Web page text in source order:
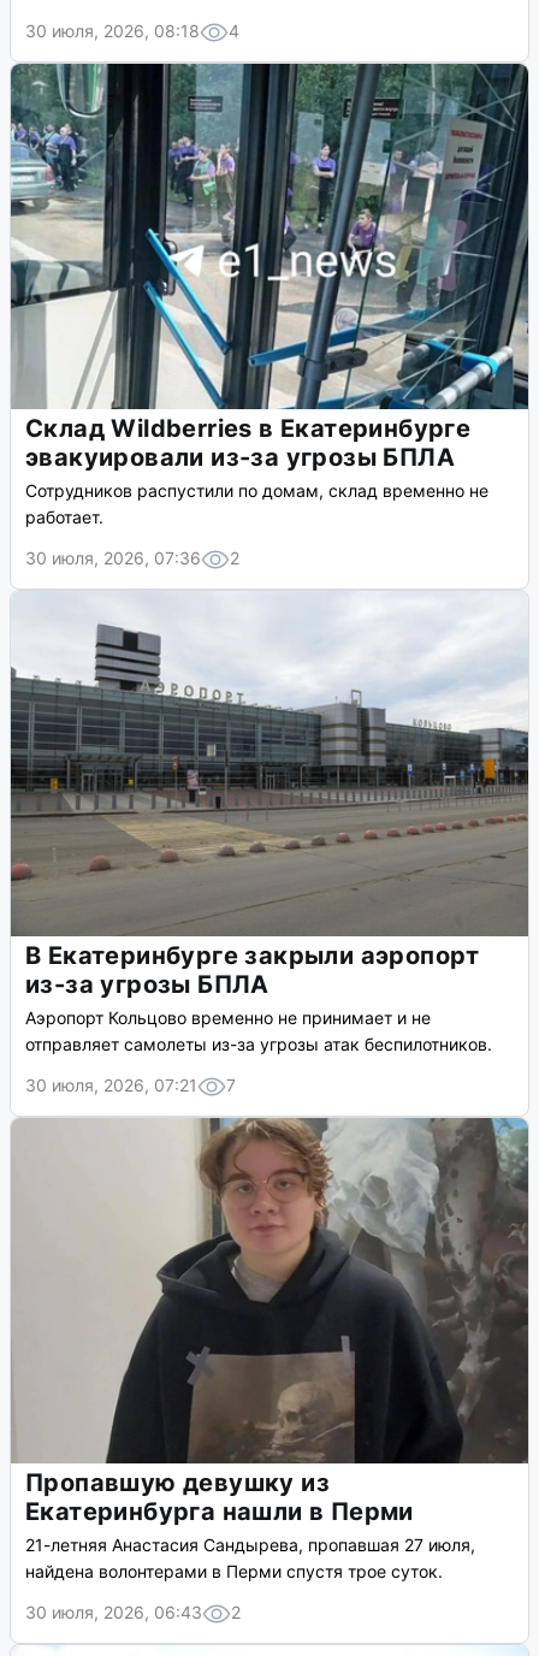
30 июля, 2026, 08:18
4
Склад Wildberries в Екатеринбурге
эвакуировали из-за угрозы БПЛА
Сотрудников распустили по домам, склад временно не
работает.
30 июля, 2026, 07:36
2
В Екатеринбурге закрыли аэропорт
из-за угрозы БПЛА
Аэропорт Кольцово временно не принимает и не
отправляет самолеты из-за угрозы атак беспилотников.
30 июля, 2026, 07:21
7
Пропавшую девушку из
Екатеринбурга нашли в Перми
21-летняя Анастасия Сандырева, пропавшая 27 июля,
найдена волонтерами в Перми спустя трое суток.
30 июля, 2026, 06:43
2